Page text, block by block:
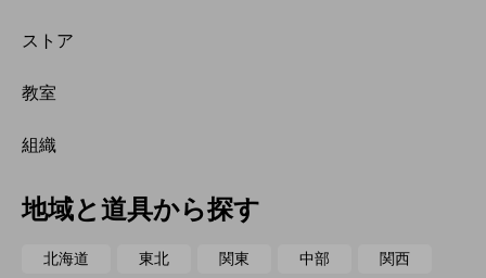
ストア
教室
組織
地域と道具から探す
北海道 東北 関東 中部 関西